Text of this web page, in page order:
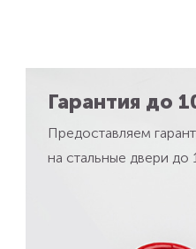
Гарантия до
Предоставляем
на стальные двери до